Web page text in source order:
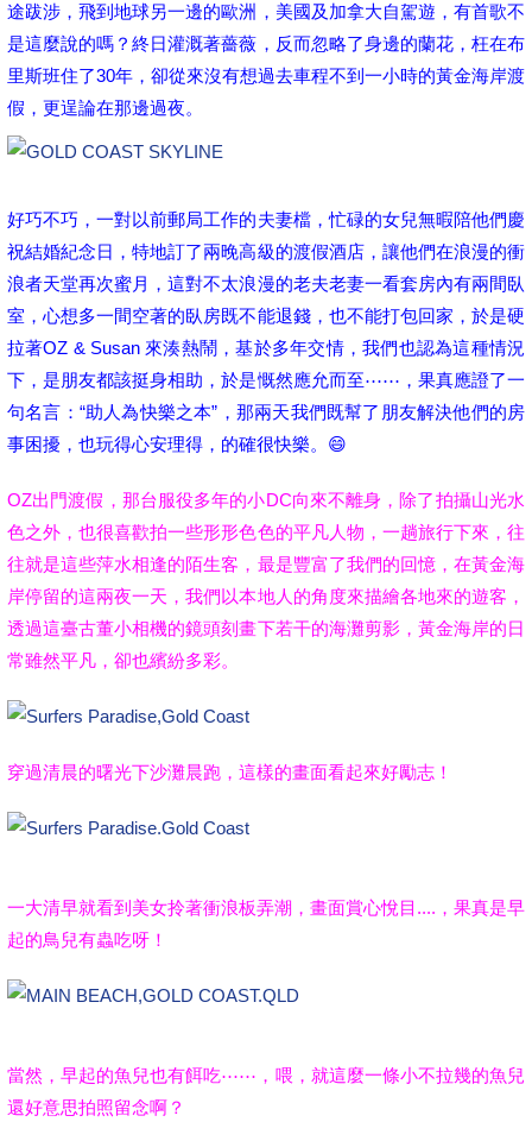
途跋涉，飛到地球另一邊的歐洲，美國及加拿大自駕遊，有首歌不
是這麼說的嗎？終日灌溉著薔薇，反而忽略了身邊的蘭花，枉在布
里斯班住了30年，卻從來沒有想過去車程不到一小時的黃金海岸渡
假，更逞論在那邊過夜。
好巧不巧，一對以前郵局工作的夫妻檔，忙碌的女兒無暇陪他們慶
祝結婚紀念日，特地訂了兩晚高級的渡假酒店，讓他們在浪漫的衝
浪者天堂再次蜜月，這對不太浪漫的老夫老妻一看套房內有兩間臥
室，心想多一間空著的臥房既不能退錢，也不能打包回家，於是硬
拉著OZ & Susan 來湊熱鬧，基於多年交情，我們也認為這種情況
下，是朋友都該挺身相助，於是慨然應允而至⋯⋯，果真應證了一
句名言：“助人為快樂之本”，那兩天我們既幫了朋友解決他們的房
事困擾，也玩得心安理得，的確很快樂。😄
OZ出門渡假，那台服役多年的小DC向來不離身，除了拍攝山光水
色之外，也很喜歡拍一些形形色色的平凡人物，一趟旅行下來，往
往就是這些萍水相逢的陌生客，最是豐富了我們的回憶，在黃金海
岸停留的這兩夜一天，我們以本地人的角度來描繪各地來的遊客，
透過這臺古董小相機的鏡頭刻畫下若干的海灘剪影，黃金海岸的日
常雖然平凡，卻也繽紛多彩。
穿過清晨的曙光下沙灘晨跑，這樣的畫面看起來好勵志！
一大清早就看到美女拎著衝浪板弄潮，畫面賞心悅目....，果真是早
起的鳥兒有蟲吃呀！
當然，早起的魚兒也有餌吃⋯⋯，喂，就這麼一條小不拉幾的魚兒
還好意思拍照留念啊？